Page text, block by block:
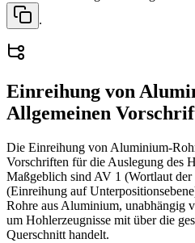
.
Einreihung von
Allgemeinen
Die Einreihung von Aluminium-
Vorschriften für die Auslegung des
Maßgeblich sind AV 1 (Wortlaut
(Einreihung auf
Rohre aus Aluminium, unabhängig
um Hohlerzeugnisse mit über die
Querschnitt handelt.